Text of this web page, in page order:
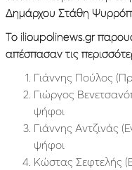
Δημάρχου Στάθη
Το ilioupolinews.gr
απέσπασαν τις
Γιάννης Πούλος
Γιώργος
ψήφοι
Γιάννης Αντζινάς
ψήφοι
Κώστας Σεφτελής